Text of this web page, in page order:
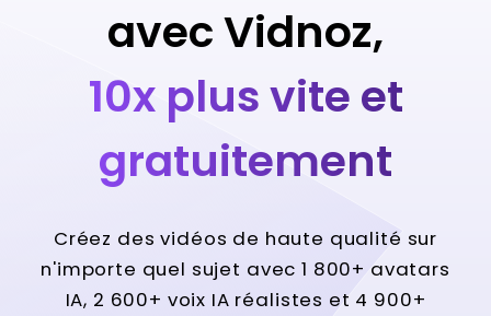
avec Vidnoz,
10x plus vite et
gratuitement
Créez des vidéos de haute qualité sur
n'importe quel sujet avec 1 800+ avatars
IA, 2 600+ voix IA réalistes et 4 900+